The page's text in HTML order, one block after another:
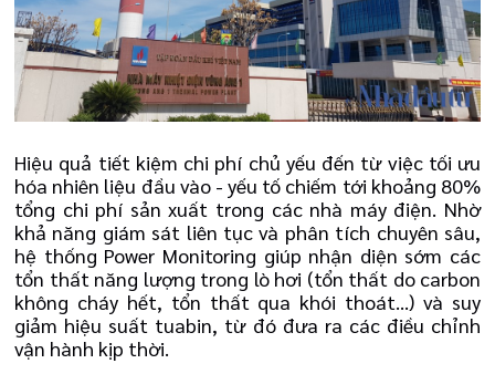
Hiệu quả tiết kiệm chi phí chủ yếu đến từ việc tối ưu
hóa nhiên liệu đầu vào - yếu tố chiếm tới khoảng 80%
tổng chi phí sản xuất trong các nhà máy điện. Nhờ
khả năng giám sát liên tục và phân tích chuyên sâu,
hệ thống Power Monitoring giúp nhận diện sớm các
tổn thất năng lượng trong lò hơi (tổn thất do carbon
không cháy hết, tổn thất qua khói thoát...) và suy
giảm hiệu suất tuabin, từ đó đưa ra các điều chỉnh
vận hành kịp thời.